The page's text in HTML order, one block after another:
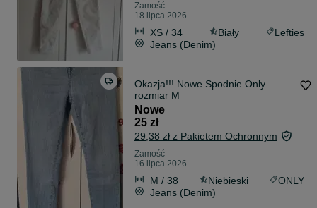
Zamość
18 lipca 2026
XS / 34 Biały
Lefties
Jeans (Denim)
Okazja!!! Nowe Spodnie Only
rozmiar M
Nowe
25 zł
29,38 zł z Pakietem Ochronnym
Zamość
16 lipca 2026
M / 38 Niebieski
ONLY
Jeans (Denim)